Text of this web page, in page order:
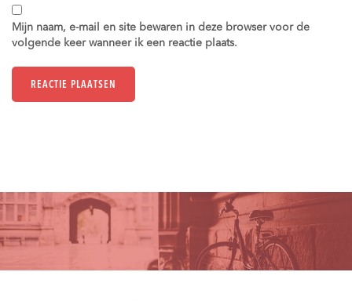
Mijn naam, e-mail en site bewaren in deze browser voor de
volgende keer wanneer ik een reactie plaats.